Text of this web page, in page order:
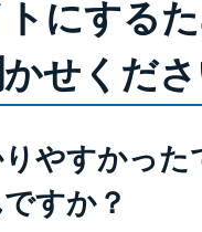
にする
せくだ
やすかっ
すか？